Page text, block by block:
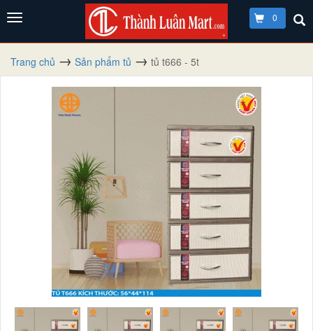
0
Trang chủ Sản phẩm tủ tủ t666 - 5t